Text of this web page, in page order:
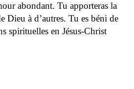
abondant. Tu apporteras la
Dieu à d’autres. Tu es béni de
spirituelles en Jésus-Christ